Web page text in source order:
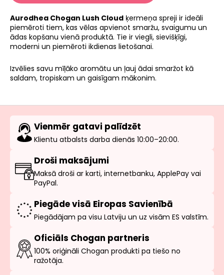
Aurodhea Chogan Lush Cloud ķermeņa spreji ir ideāli
piemēroti tiem, kas vēlas apvienot smaržu, svaigumu un
ādas kopšanu vienā produktā. Tie ir viegli, sievišķīgi,
moderni un piemēroti ikdienas lietošanai.
Izvēlies savu mīļāko aromātu un ļauj ādai smaržot kā
saldam, tropiskam un gaisīgam mākonim.
Vienmēr gatavi palīdzēt
Klientu atbalsts darba dienās 10:00–20:00.
Droši maksājumi
Maksā droši ar karti, internetbanku, ApplePay vai
PayPal.
Piegāde visā Eiropas Savienībā
Piegādājam pa visu Latviju un uz visām ES valstīm.
Oficiāls Chogan partneris
100% oriģināli Chogan produkti pa tiešo no
ražotāja.